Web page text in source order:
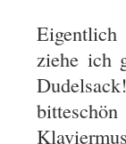
ziehe ich